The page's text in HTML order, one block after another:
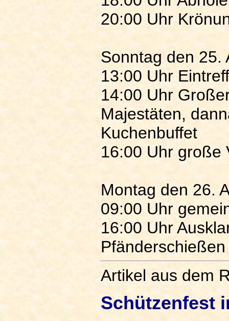
20:00 Uhr
Sonntag den 25.
13:00 Uhr
14:00 Uhr
Majestäten,
Kuchenbuffet
16:00 Uhr große
Montag den 26.
09:00 Uhr
16:00 Uhr
Artikel aus dem
Schützenfest